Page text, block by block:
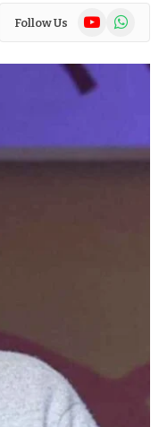
Follow Us YouTube